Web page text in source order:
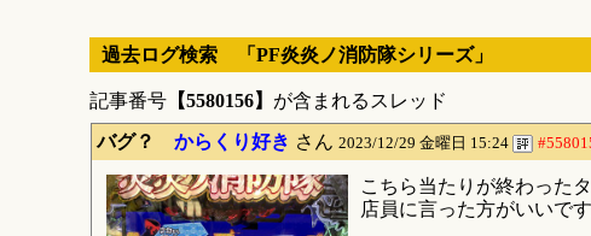
過去ログ検索 「PF炎炎ノ消防隊シリーズ」
記事番号 【5580156】 が含まれるスレッド
バグ？ からくり好き さん 2023/12/29 金曜日 15:24
こちら当たりが終わった
店員に言った方がいいで